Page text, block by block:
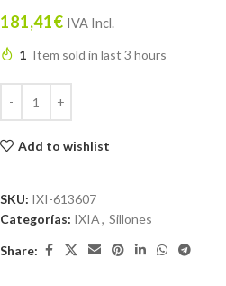
181,41€ IVA Incl.
1 Item sold in last 3 hours
Add to wishlist
SKU: IXI-613607
Categorías: IXIA, Sillones
Share: